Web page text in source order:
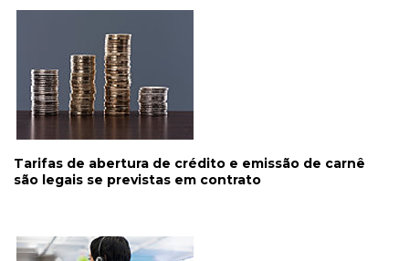
Tarifas de abertura de crédito e emissão de carnê
são legais se previstas em contrato